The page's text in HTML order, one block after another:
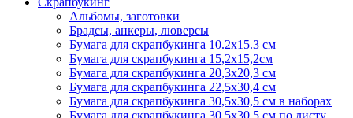
Альбомы, заготовки
Брадсы, анкеры, люверсы
Бумага для скрапбукинга 10.2х15.3 см
Бумага для скрапбукинга 15,2х15,2см
Бумага для скрапбукинга 20,3х20,3 см
Бумага для скрапбукинга 22,5х30,4 см
Бумага для скрапбукинга 30,5х30,5 см в наборах
Бумага для скрапбукинга 30,5х30,5 см по листу